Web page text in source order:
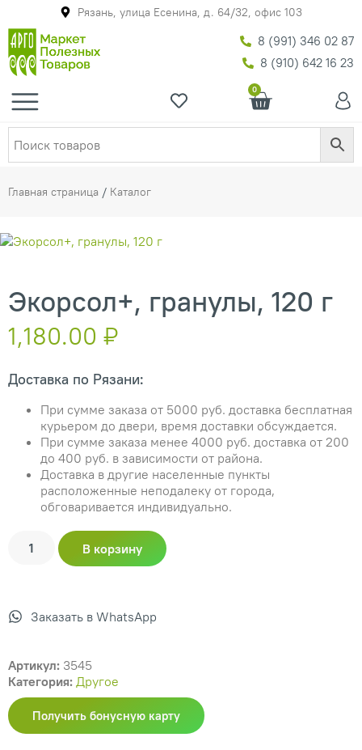
Рязань, улица Есенина, д. 64/32, офис 103
8 (991) 346 02 87
8 (910) 642 16 23
0
Главная страница / Каталог
Экорсол+, гранулы, 120 г
1,180.00 ₽
Доставка по Рязани:
При сумме заказа от 5000 руб. доставка бесплатная
курьером до двери, время доставки обсуждается.
При сумме заказа менее 4000 руб. доставка от 200
до 400 руб. в зависимости от района.
Доставка в другие населенные пункты
расположенные неподалеку от города,
обговаривается индивидуально.
В корзину
Заказать в WhatsApp
Артикул: 3545
Категория: Другое
Получить бонусную карту